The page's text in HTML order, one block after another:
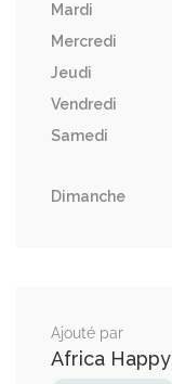
Mardi
Mercredi
Jeudi
Vendredi
Samedi
Dimanche
Ajouté par
Africa Happy